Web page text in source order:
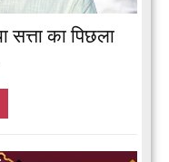
सत्ता का पिछला